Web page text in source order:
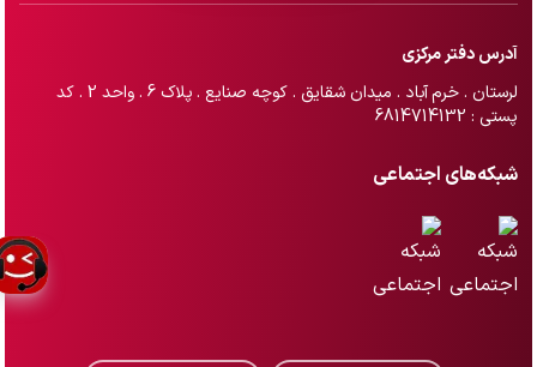
آدرس دفتر مرکزی
لرستان . خرم آباد . میدان شقایق . کوچه صنایع . پلاک 6 . واحد 2 . کد
پستی : 6814714132
شبکه‌های اجتماعی